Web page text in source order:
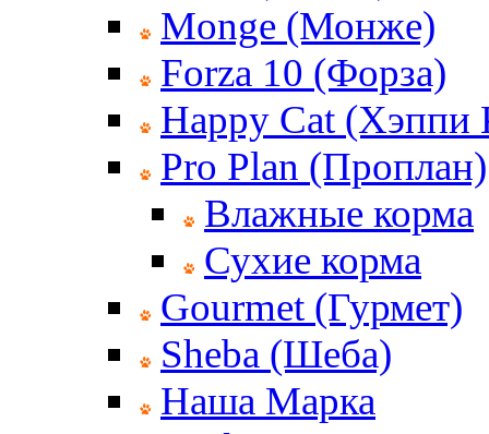
Monge (Монже)
Forza 10 (Форза)
Happy Cat (Хэппи
Pro Plan (Проплан)
Влажные корма
Сухие корма
Gourmet (Гурмет)
Sheba (Шеба)
Наша Марка